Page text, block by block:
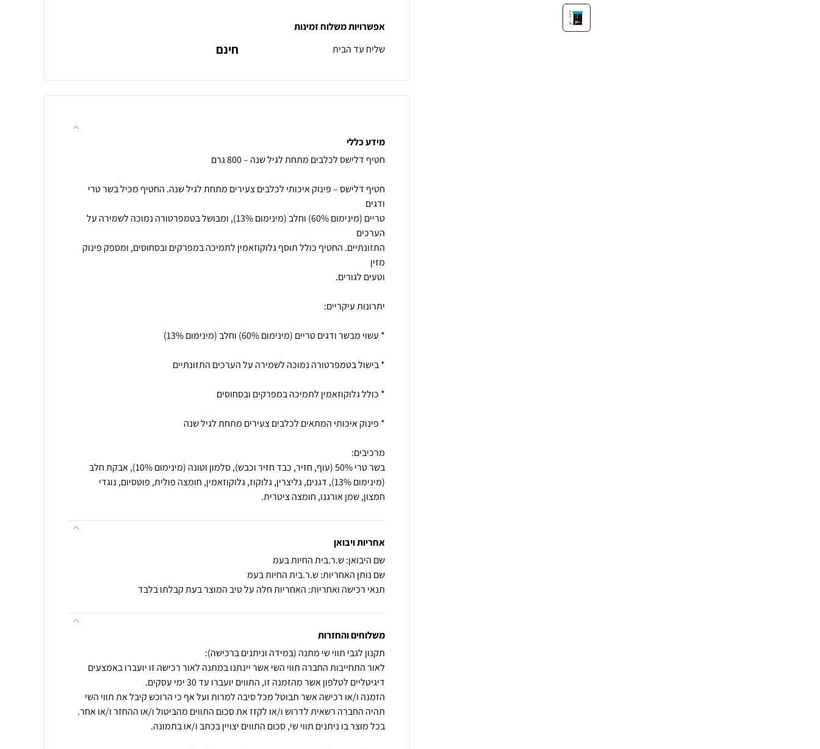
אפשרויות משלוח זמינות
שליח עד הבית
חינם
מידע כללי
חטיף דלישס – פינוק איכותי לכלבים צעירים מתחת לגיל שנה. החטיף מכיל בשר טרי
טריים (מינימום 60%) וחלב (מינימום 13%), ומבושל בטמפרטורה נמוכה לשמירה על
התזונתיים. החטיף כולל תוסף גלוקוזאמין לתמיכה במפרקים ובסחוסים, ומספק פינוק
חמצון, שמן אורגנו, חומצה ציטרית.
אחריות ויבואן
שם היבואן: ש.ר.בית החיות בעמ
שם נותן האחריות: ש.ר.בית החיות בעמ
תנאי רכישה ואחריות: האחריות חלה על טיב המוצר בעת קבלתו בלבד
משלוחים והחזרות
לאור התחייבות החברה תווי השי אשר יינתנו במתנה לאור רכישה זו יועברו באמצעים
הזמנה ו/או רכישה אשר תבוטל מכל סיבה למרות ועל אף כי הרוכש קיבל את תווי השי